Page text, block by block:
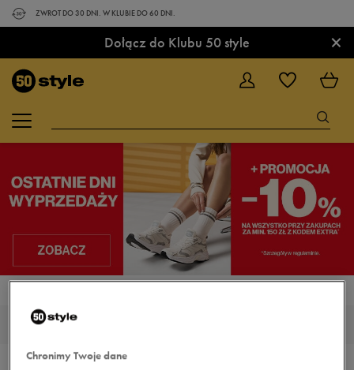
ZWROT DO 30 DNI. W KLUBIE DO 60 DNI.
Dołącz do Klubu 50 style ×
0
Wyników
Chronimy Twoje dane